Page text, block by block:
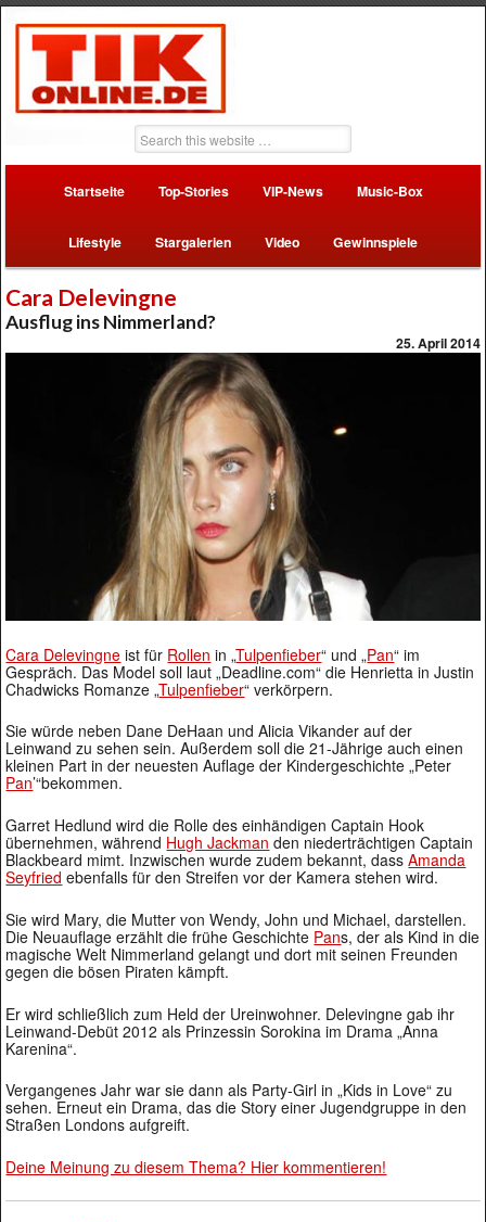
Startseite Top-Stories VIP-News Music-Box
Lifestyle Stargalerien Video Gewinnspiele
Cara Delevingne
Ausflug ins Nimmerland?
25. April 2014
Cara Delevingne ist für Rollen in „Tulpenfieber“ und „Pan“ im
Gespräch. Das Model soll laut „Deadline.com“ die Henrietta in Justin
Chadwicks Romanze „Tulpenfieber“ verkörpern.
Sie würde neben Dane DeHaan und Alicia Vikander auf der
Leinwand zu sehen sein. Außerdem soll die 21-Jährige auch einen
kleinen Part in der neuesten Auflage der Kindergeschichte „Peter
Pan’“bekommen.
Garret Hedlund wird die Rolle des einhändigen Captain Hook
übernehmen, während Hugh Jackman den niederträchtigen Captain
Blackbeard mimt. Inzwischen wurde zudem bekannt, dassAmanda
Seyfried ebenfalls für den Streifen vor der Kamera stehen wird.
Sie wird Mary, die Mutter von Wendy, John und Michael, darstellen.
Die Neuauflage erzählt die frühe Geschichte Pans, der als Kind in die
magische Welt Nimmerland gelangt und dort mit seinen Freunden
gegen die bösen Piraten kämpft.
Er wird schließlich zum Held der Ureinwohner. Delevingne gab ihr
Leinwand-Debüt 2012 als Prinzessin Sorokina im Drama „Anna
Karenina“.
Vergangenes Jahr war sie dann als Party-Girl in „Kids in Love“ zu
sehen. Erneut ein Drama, das die Story einer Jugendgruppe in den
Straßen Londons aufgreift.
Deine Meinung zu diesem Thema? Hier kommentieren!